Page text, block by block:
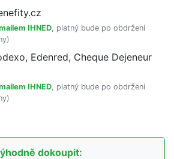
IHNED, platný bude po obdržení
Edenred, Cheque Dejeneur
IHNED, platný bude po obdržení
dokoupit: